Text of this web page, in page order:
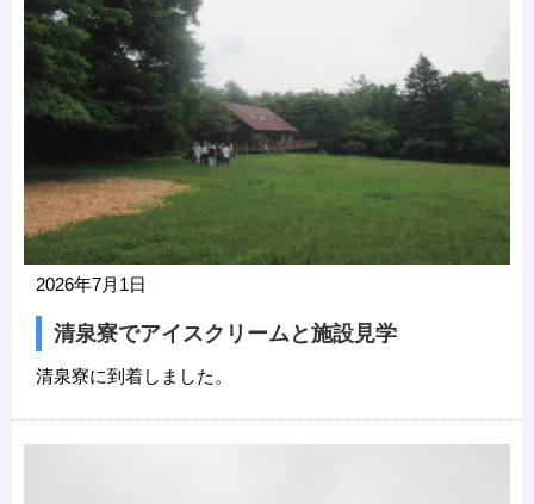
2026年7月1日
清泉寮でアイスクリームと施設見学
清泉寮に到着しました。